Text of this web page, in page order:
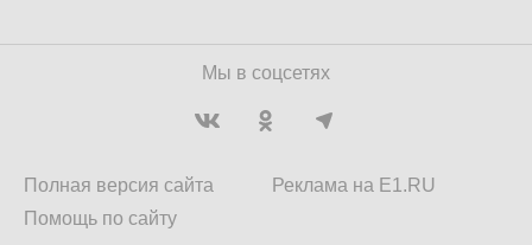
Мы в соцсетях
Полная версия сайта
Помощь по сайту
Реклама на E1.RU